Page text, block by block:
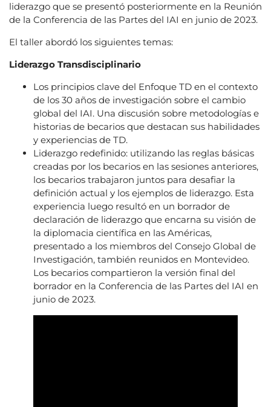
liderazgo que se presentó posteriormente en la Reunión
de la Conferencia de las Partes del IAI en junio de 2023.
El taller abordó los siguientes temas:
Liderazgo Transdisciplinario
Los principios clave del Enfoque TD en el contexto
de los 30 años de investigación sobre el cambio
global del IAI. Una discusión sobre metodologías e
historias de becarios que destacan sus habilidades
y experiencias de TD.
Liderazgo redefinido: utilizando las reglas básicas
creadas por los becarios en las sesiones anteriores,
los becarios trabajaron juntos para desafiar la
definición actual y los ejemplos de liderazgo. Esta
experiencia luego resultó en un borrador de
declaración de liderazgo que encarna su visión de
la diplomacia científica en las Américas,
presentado a los miembros del Consejo Global de
Investigación, también reunidos en Montevideo.
Los becarios compartieron la versión final del
borrador en la Conferencia de las Partes del IAI en
junio de 2023.